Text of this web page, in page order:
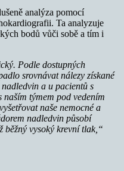
analýza pomocí
Ta analyzuje
bodů vůči sobě a tím i
Podle dostupných
srovnávat nálezy získané
a u pacientů s
naším týmem pod vedením
naše nemocné a
nadledvin působí
běžný vysoký krevní tlak,“